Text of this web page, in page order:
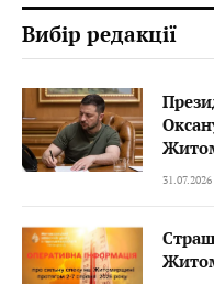
Вибір редакції
31.07.2026